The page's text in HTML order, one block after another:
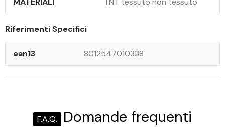
MATERIALI TNT tessuto non tessuto
Riferimenti Specifici
ean13 8012547010338
F.A.Q. Domande frequenti